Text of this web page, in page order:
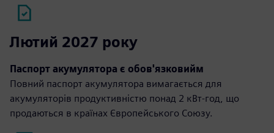
Лютий 2027 року
Паспорт акумулятора є обов'язковийм
Повний паспорт акумулятора вимагається для
акумуляторів продуктивністю понад 2 кВт-год, що
продаються в країнах Європейського Союзу.